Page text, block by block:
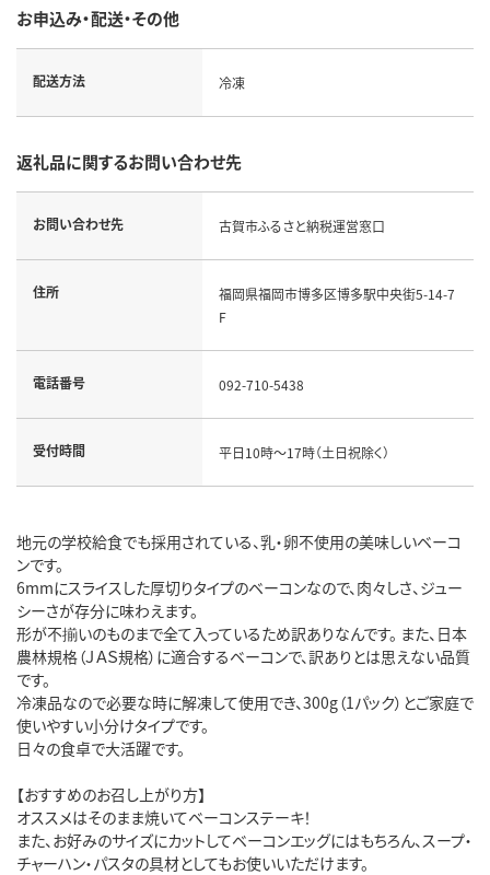
お申込み・配送・その他
配送方法 冷凍
返礼品に関するお問い合わせ先
お問い合わせ先 古賀市ふるさと納税運営窓口
住所
福岡県福岡市博多区博多駅中央街5-14-7
F
電話番号 092-710-5438
受付時間 平日10時～17時（土日祝除く）
地元の学校給食でも採用されている、乳・卵不使用の美味しいベーコ
ンです。
6mmにスライスした厚切りタイプのベーコンなので、肉々しさ、ジュー
シーさが存分に味わえます。
形が不揃いのものまで全て入っているため訳ありなんです。 また、日本
農林規格（ＪＡＳ規格）に適合するベーコンで、訳ありとは思えない品質
です。
冷凍品なので必要な時に解凍して使用でき、300g（1パック）とご家庭で
使いやすい小分けタイプです。
日々の食卓で大活躍です。
【おすすめのお召し上がり方】
オススメはそのまま焼いてベーコンステーキ！
また、お好みのサイズにカットしてベーコンエッグにはもちろん、スープ・
チャーハン・パスタの具材としてもお使いいただけます。